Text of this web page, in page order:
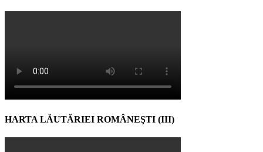
HARTA LĂUTĂRIEI ROMÂNEŞTI (III)